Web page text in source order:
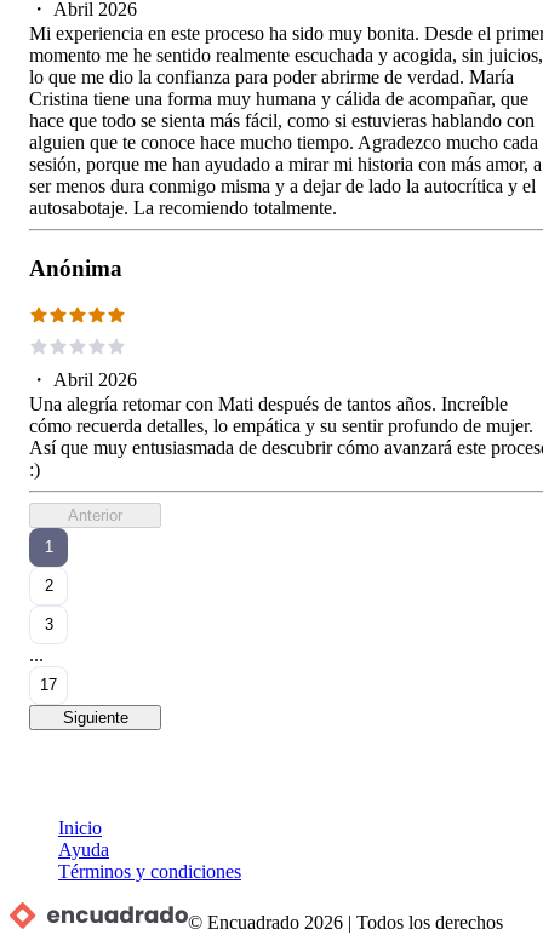
・ Abril 2026
Mi experiencia en este proceso ha sido muy bonita. Desde el
momento me he sentido realmente escuchada y acogida, sin juicios,
lo que me dio la confianza para poder abrirme de verdad. María
Cristina tiene una forma muy humana y cálida de acompañar, que
hace que todo se sienta más fácil, como si estuvieras hablando con
alguien que te conoce hace mucho tiempo. Agradezco mucho cada
sesión, porque me han ayudado a mirar mi historia con más amor, a
ser menos dura conmigo misma y a dejar de lado la autocrítica y el
autosabotaje. La recomiendo totalmente.
Anónima
・ Abril 2026
Una alegría retomar con Mati después de tantos años. Increíble
cómo recuerda detalles, lo empática y su sentir profundo de mujer.
Así que muy entusiasmada de descubrir cómo avanzará este
:)
Anterior
1
2
3
...
17
Siguiente
Inicio
Ayuda
Términos y condiciones
© Encuadrado 2026 |Todos los derechos